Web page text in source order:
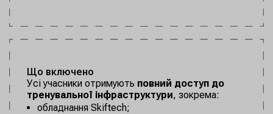
Що включено
Усі учасники отримують повний доступ до
тренувальної інфраструктури, зокрема:
обладнання Skiftech;